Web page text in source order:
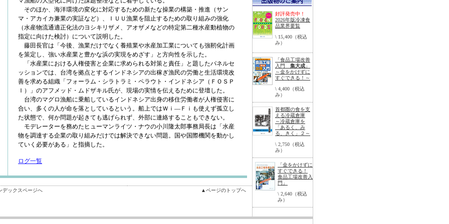
そのほか、海洋環境の変化に対応するための新たな操業の構築・推進（サン
マ・アカイカ兼業の実証など）、ＩＵＵ漁業を阻止するための取り組みの強化
（水産物流通適正化法のヨシキリザメ、アオザメなどの特定第二種水産動植物の
指定に向けた検討）について説明した。
藤田長官は「今後、漁業だけでなく養殖業や水産加工業についても強靭化計画
を策定し、強い水産業と豊かな浜の実現をめざす」と方向性を示した。
「水産業における人権侵害と企業に求められる対策と責任」と題したパネルセ
ッションでは、台湾を拠点とするインドネシアの出稼ぎ漁民の労働と生活環境改
善を求める組織「フォーラム・シラトラミ・ペラウト・インドネシア（ＦＯＳＰ
Ｉ）」のアフメッド・ムドザキル氏が、現場の実情を伝えるために登壇した。
台湾のマグロ漁船に乗船しているインドネシア出身の移住労働者が人権侵害に
合い、多くの人が命を落としているという。船上ではＷｉ―Ｆｉも使えず孤立し
た状態で、何か問題が起きても逃げられず、外部に連絡することもできない。
モデレーターを務めたヒューマンライツ・ナウの小川隆太郎事務局長は「水産
物を調達する企業の取り組みだけでは解決できない問題。国や国際機関を動かし
ていく必要がある」と指摘した。
ログ一覧
ックスページへ ▲ページのトップへ
好評発売中！
2026年版冷凍食
品業界要覧
\ 15,400（税込
み）
「食品工場改善
入門 集大成 」
～金をかけずに
すぐできる！～
\ 4,400（税込
み）
首都圏の食を支
える冷蔵倉庫
～冷蔵倉庫を
「あるく、み
る、きく」２～
\ 2,750（税込
み）
「金をかけずに
すぐできる！
食品工場改善入
門」
\ 2,640（税込
み）